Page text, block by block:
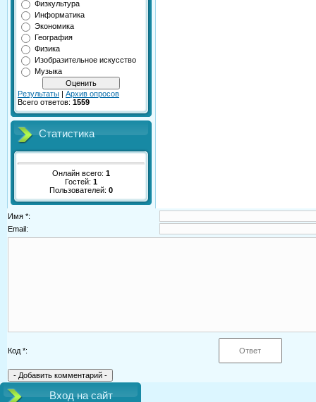
Физкультура
Информатика
Экономика
География
Физика
Изобразительное искусство
Музыка
Результаты | Архив опросов
Всего ответов: 1559
Статистика
Онлайн всего: 1
Гостей: 1
Пользователей: 0
Имя *:
Email:
Код *:
Вход на сайт